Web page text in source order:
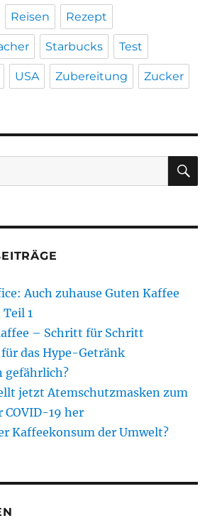
Reisen Rezept
Starbucks Test
USA Zubereitung Zucker
Auch zuhause Guten Kaffee
1
– Schritt für Schritt
das Hype-Getränk
gefährlich?
jetzt Atemschutzmasken zum
COVID-19 her
Kaffeekonsum der Umwelt?